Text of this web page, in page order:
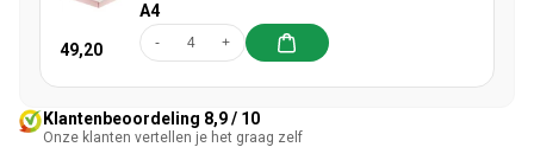
49,20
A4
- +
Klantenbeoordeling 8,9 / 10
Onze klanten vertellen je het graag zelf